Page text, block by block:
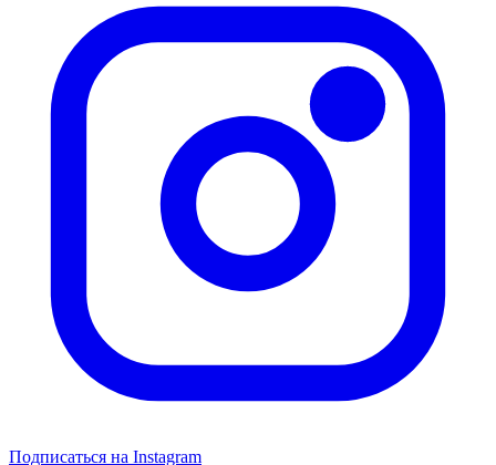
Подписаться на Instagram